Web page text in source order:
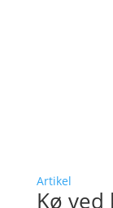
Artikel
Kø ved